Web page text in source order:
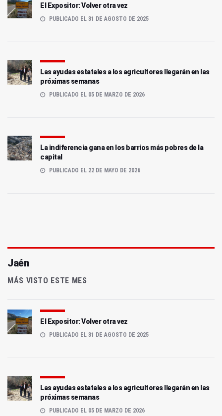
El Expositor: Volver otra vez
PUBLICADO EL 31 DE AGOSTO DE 2025
Las ayudas estatales a los agricultores llegarán en las
próximas semanas
PUBLICADO EL 05 DE MARZO DE 2026
La indiferencia gana en los barrios más pobres de la
capital
PUBLICADO EL 22 DE MAYO DE 2026
Jaén
MÁS VISTO ESTE MES
El Expositor: Volver otra vez
PUBLICADO EL 31 DE AGOSTO DE 2025
Las ayudas estatales a los agricultores llegarán en las
próximas semanas
PUBLICADO EL 05 DE MARZO DE 2026